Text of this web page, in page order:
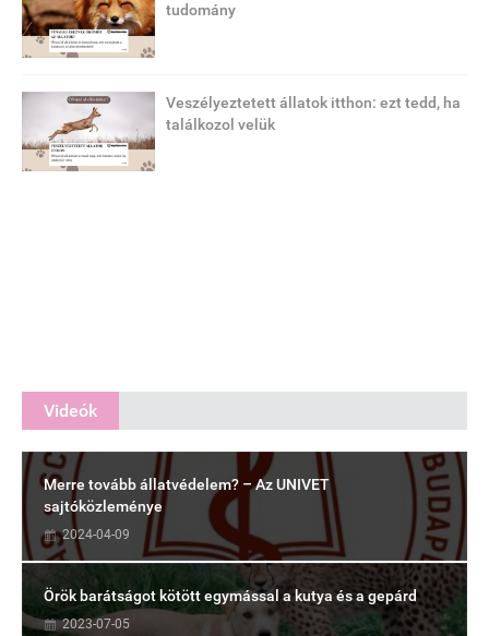
tudomány
Veszélyeztetett állatok itthon: ezt tedd, ha
találkozol velük
Videók
Merre tovább állatvédelem? – Az UNIVET
sajtóközleménye
2024-04-09
Örök barátságot kötött egymással a kutya és a gepárd
2023-07-05